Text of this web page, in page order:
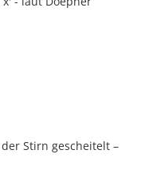
Stirn gescheitelt